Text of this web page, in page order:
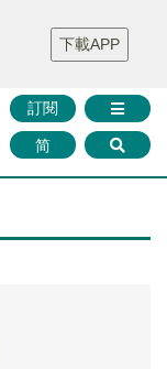
財華證券 媒體矩陣
智庫沙龍
聯絡我們
訂閱
简
下載APP